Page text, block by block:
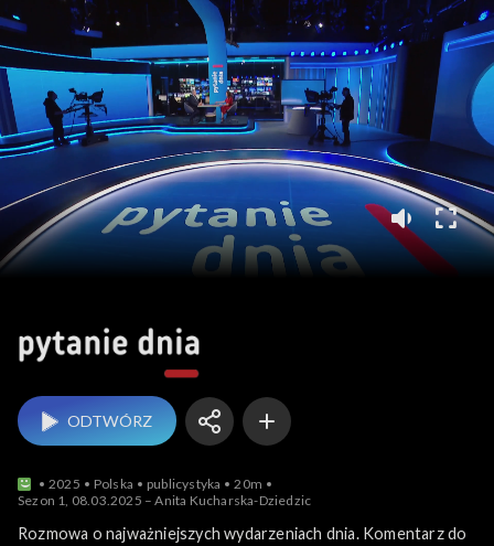
Pytanie dnia
ODTWÓRZ
2025 Polska publicystyka
20m
Sezon 1, 08.03.2025 – Anita Kucharska-Dziedzic
Rozmowa o najważniejszych wydarzeniach dnia. Komentarz do